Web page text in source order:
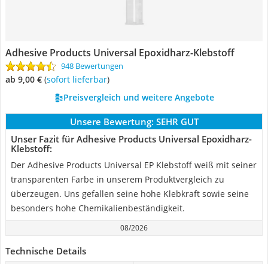
Adhesive Products Universal Epoxidharz-Klebstoff
948 Bewertungen
ab 9,00 € ( Sofort lieferbar)
Preisvergleich und weitere Angebote
Unsere Bewertung: SEHR GUT
Unser Fazit für Adhesive Products Universal Epoxidharz-
Klebstoff:
Der Adhesive Products Universal EP Klebstoff weiß mit seiner
transparenten Farbe in unserem Produktvergleich zu
überzeugen. Uns gefallen seine hohe Klebkraft sowie seine
besonders hohe Chemikalienbeständigkeit.
08/2026
Technische Details